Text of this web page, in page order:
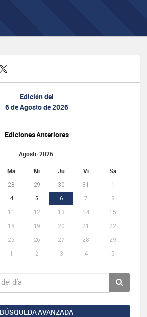
Edición del
6 de Agosto de 2026
Ediciones Anteriores
Agosto 2026
Ma Mi Ju Vi Sa
28 29 30 31
1
4 5 6 7
8
11 12 13 14
15
18 19 20 21
22
25 26 27 28
29
1 2 3 4 5
BÚSQUEDA AVANZADA